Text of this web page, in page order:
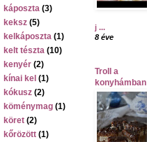
káposzta (3)
keksz (5)
kelkáposzta (1)
kelt tészta (10)
kenyér (2)
kínai kel (1)
kókusz (2)
köménymag (1)
köret (2)
kőrözött (1)
j ...
8 éve
Troll a
konyhámban